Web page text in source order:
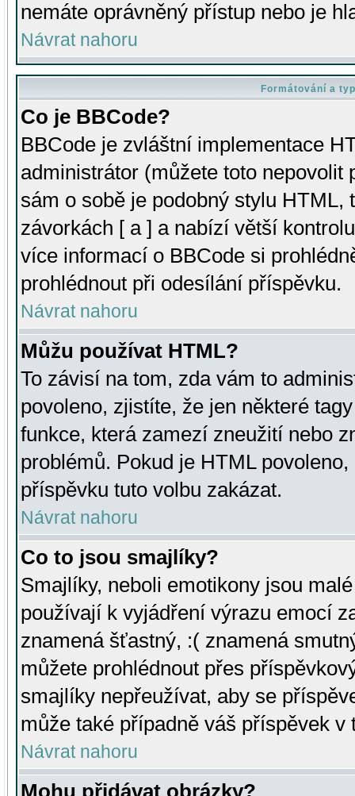
nemáte oprávněný přístup nebo je
Návrat nahoru
Formátování a
Co je BBCode?
BBCode je zvláštní implementace
administrátor (můžete toto
sám o sobě je podobný stylu HTML,
závorkách [ a ] a nabízí větší
více informací o BBCode si
prohlédnout při odesílání příspěvku.
Návrat nahoru
Můžu používat HTML?
To závisí na tom, zda vám to
povoleno, zjistíte, že jen některé
funkce, která zamezí zneužití nebo
problémů. Pokud je HTML
příspěvku tuto volbu zakázat.
Návrat nahoru
Co to jsou smajlíky?
Smajlíky, neboli emotikony jsou
používají k vyjádření výrazu emocí
znamená šťastný, :( znamená
můžete prohlédnout přes
smajlíky nepřeužívat, aby se
může také případně váš příspěvek v
Návrat nahoru
Mohu přidávat obrázky?